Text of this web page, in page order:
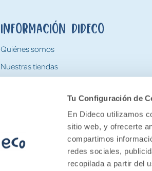
Tu Configuración de
En Dideco utilizamos
sitio web, y ofrecerte
compartimos
redes sociales,
recopilada a partir del
Información Dideco
Quiénes somos
Nuestras tiendas
Tarjeta Regalo Dideco